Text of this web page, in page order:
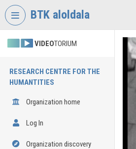
Skip header
BTK aloldala
VIDEOTORIUM
RESEARCH CENTRE FOR THE
HUMANTITIES
Organization home
Log In
Organization discovery